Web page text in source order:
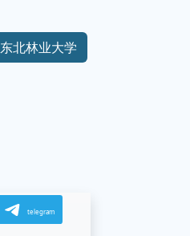
东北林业大学
telegram